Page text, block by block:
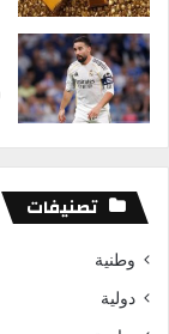
تصنيفات
وطنية
دولية